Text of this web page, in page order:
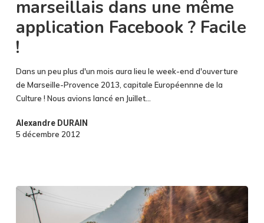
une
même
application
Facebook
?
Facile
marseillais dans une même
application Facebook ? Facile
!
Dans un peu plus d'un mois aura lieu le week-end d'ouverture
de Marseille-Provence 2013, capitale Européennne de la
Culture ! Nous avions lancé en Juillet…
Alexandre DURAIN
5 décembre 2012